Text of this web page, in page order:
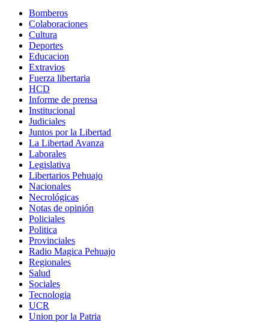
Bomberos
Colaboraciones
Cultura
Deportes
Educacion
Extravios
Fuerza libertaria
HCD
Informe de prensa
Institucional
Judiciales
Juntos por la Libertad
La Libertad Avanza
Laborales
Legislativa
Libertarios Pehuajo
Nacionales
Necrológicas
Notas de opinión
Policiales
Politica
Provinciales
Radio Magica Pehuajo
Regionales
Salud
Sociales
Tecnologia
UCR
Union por la Patria